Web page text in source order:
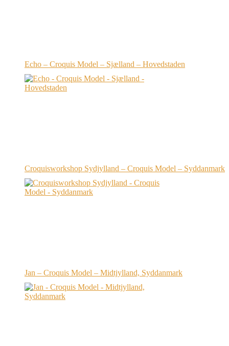
Echo – Croquis Model – Sjælland – Hovedstaden
Croquisworkshop Sydjylland – Croquis Model – Syddanmark
Jan – Croquis Model – Midtjylland, Syddanmark